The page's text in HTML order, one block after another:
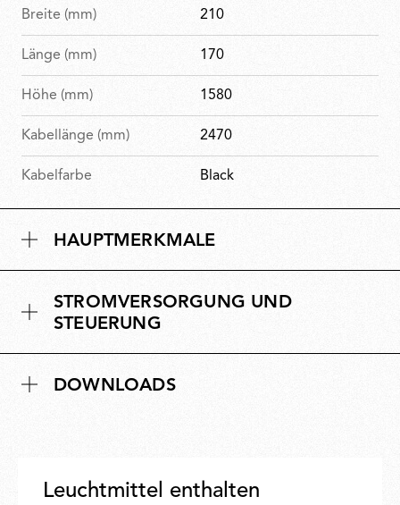
Breite (mm) 210
Länge (mm) 170
Höhe (mm) 1580
Kabellänge (mm) 2470
Kabelfarbe Black
HAUPTMERKMALE
STROMVERSORGUNG UND
STEUERUNG
DOWNLOADS
Leuchtmittel enthalten